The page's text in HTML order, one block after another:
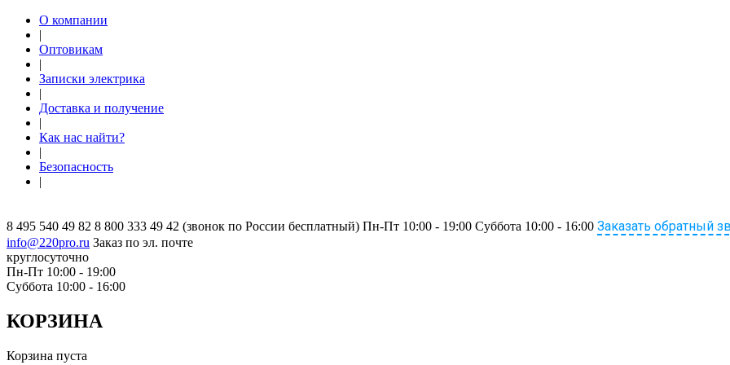
О компании
|
Оптовикам
|
Записки электрика
|
Доставка и получение
|
Как нас найти?
|
Безопасность
|
8 495 540 49 82 8 800 333 49 42 (звонок по России бесплатный) Пн-Пт 10:00 - 19:00 Суббота 10:00 - 16:00 Заказать обратный
info@220pro.ru Заказ по эл. почте
круглосуточно
Пн-Пт 10:00 - 19:00
Суббота 10:00 - 16:00
КОРЗИНА
Корзина пуста